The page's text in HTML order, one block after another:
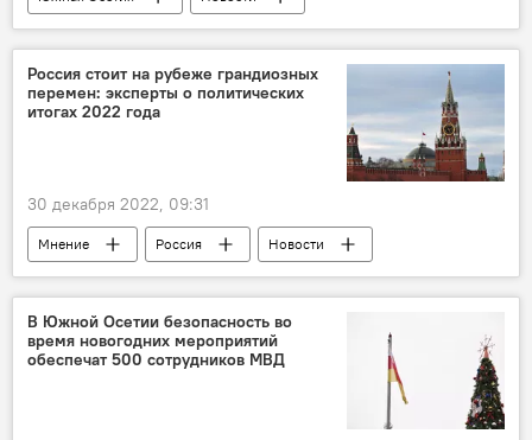
Владимир Путин
Новый год
Рождество Христово
Алан Гаглоев
Празднование Нового года
Россия стоит на рубеже грандиозных
перемен: эксперты о политических
итогах 2022 года
30 декабря 2022, 09:31
Мнение Россия
Новости
СВО
В Южной Осетии безопасность во
время новогодних мероприятий
обеспечат 500 сотрудников МВД